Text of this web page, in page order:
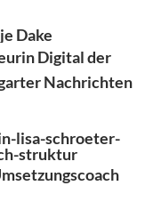
Digital der
Nachrichten